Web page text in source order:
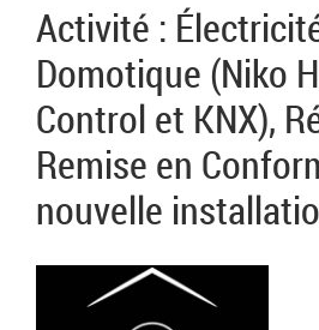
Activité :
Domotique (Niko
Control et KNX),
Remise en
nouvelle